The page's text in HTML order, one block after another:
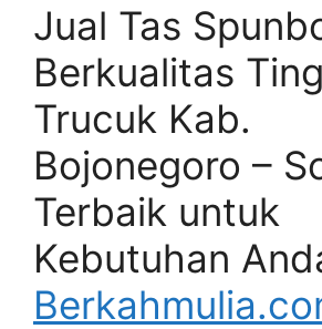
Jual Tas
Berkualitas
Trucuk Kab.
Bojonegoro –
Terbaik untuk
Kebutuhan